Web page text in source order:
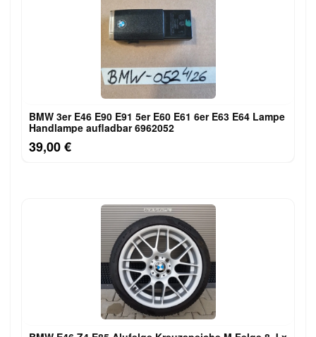
BMW 3er E46 E90 E91 5er E60 E61 6er E63 E64 Lampe
Handlampe aufladbar 6962052
39,00 €